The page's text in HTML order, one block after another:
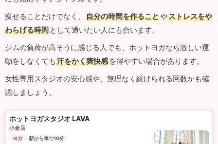
痩せることだけでなく、
自分の時間を作ることやストレスをや
わらげる時間 として通いたい人にも合います。
ジムの負荷が高そうに感じる人でも、ホットヨガなら激しい運
動をしなくても 汗をかく爽快感 を得やすい場合があります。
女性専用スタジオの安心感や、無理なく続けられる回数かも確
認しましょう。
ホットヨガスタジオ LAVA
小倉店
ヨガ
駅から車で10分